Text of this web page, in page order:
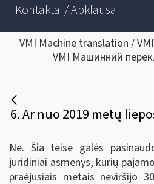
Kontaktai / Apklausa
VMI Machine translation /
VMI Машинний
Ne. Šia teise galės
juridiniai asmenys, kurių
praėjusiais metais neviršijo